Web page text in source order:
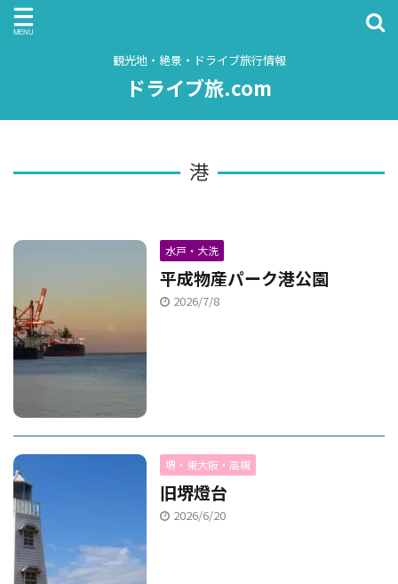
観光地・絶景・ドライブ旅行情報
ドライブ旅.com
港
水戸・大洗
平成物産パーク港公園
2026/7/8
堺・東大阪・高槻
旧堺燈台
2026/6/20